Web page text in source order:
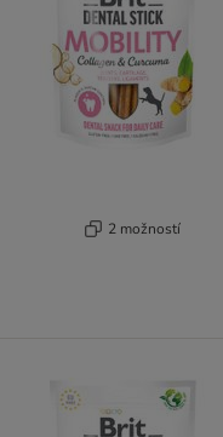
2 možností